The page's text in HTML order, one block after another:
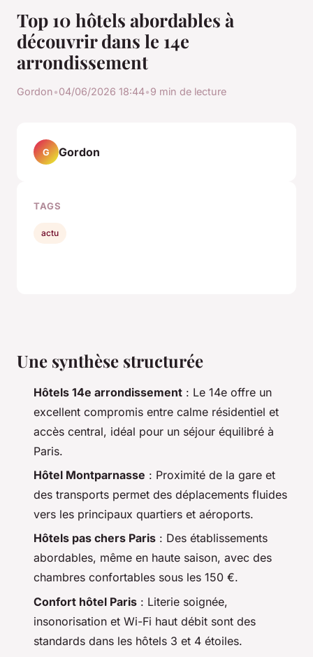
Top 10 hôtels abordables à
découvrir dans le 14e
arrondissement
Gordon•04/06/2026 18:44•9 min de lecture
Une synthèse structurée
Hôtels 14e arrondissement : Le 14e offre un
excellent compromis entre calme résidentiel et
accès central, idéal pour un séjour équilibré à
Paris.
Hôtel Montparnasse : Proximité de la gare et
des transports permet des déplacements fluides
vers les principaux quartiers et aéroports.
Hôtels pas chers Paris : Des établissements
abordables, même en haute saison, avec des
chambres confortables sous les 150 €.
Confort hôtel Paris : Literie soignée,
insonorisation et Wi-Fi haut débit sont des
standards dans les hôtels 3 et 4 étoiles.
G Gordon
TAGS
actu